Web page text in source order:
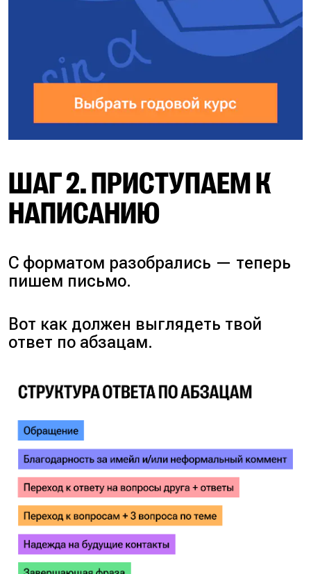
ШАГ 2. ПРИСТУПАЕМ К
НАПИСАНИЮ
С форматом разобрались — теперь
пишем письмо.
Вот как должен выглядеть твой
ответ по абзацам.